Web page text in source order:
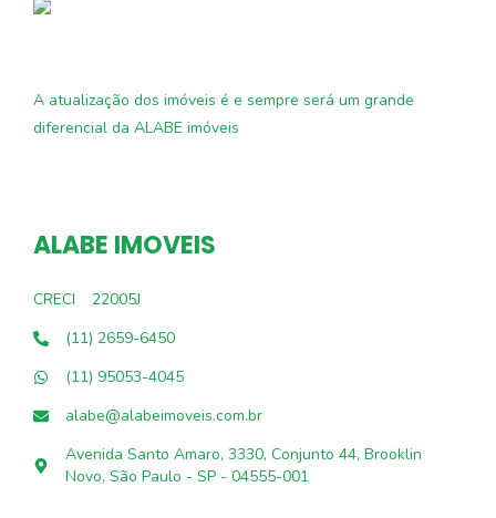
A atualização dos imóveis é e sempre será um grande
diferencial da ALABE imóveis
ALABE IMOVEIS
CRECI
22005J
(11) 2659-6450
(11) 95053-4045
alabe@alabeimoveis.com.br
Avenida Santo Amaro, 3330, Conjunto 44, Brooklin
Novo, São Paulo - SP - 04555-001